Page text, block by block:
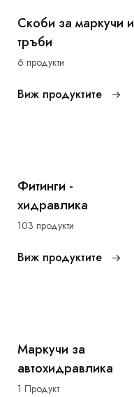
Скоби за маркучи и
тръби
6 продукти
Виж продуктите
Фитинги -
хидравлика
103 продукти
Виж продуктите
Маркучи за
автохидравлика
1 Продукт